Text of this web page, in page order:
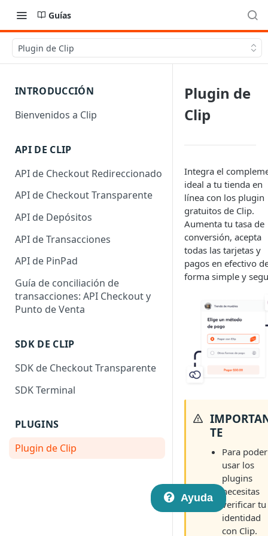
Ayuda
Guías
Plugin de Clip
INTRODUCCIÓN
Bienvenidos a Clip
API DE CLIP
API de Checkout Redireccionado
API de Checkout Transparente
API de Depósitos
API de Transacciones
API de PinPad
Guía de conciliación de
transacciones: API Checkout y
Punto de Venta
SDK DE CLIP
SDK de Checkout Transparente
SDK Terminal
PLUGINS
Plugin de Clip
Plugin de
Clip
Integra el
ideal a tu tienda en
línea con los plugin
gratuitos de Clip.
Aumenta tu tasa de
conversión, acepta
todas las tarjetas y
pagos en efectivo
forma simple y
TE
Para poder
usar los
plugins
necesitas
verificar tu
identidad
con Clip.